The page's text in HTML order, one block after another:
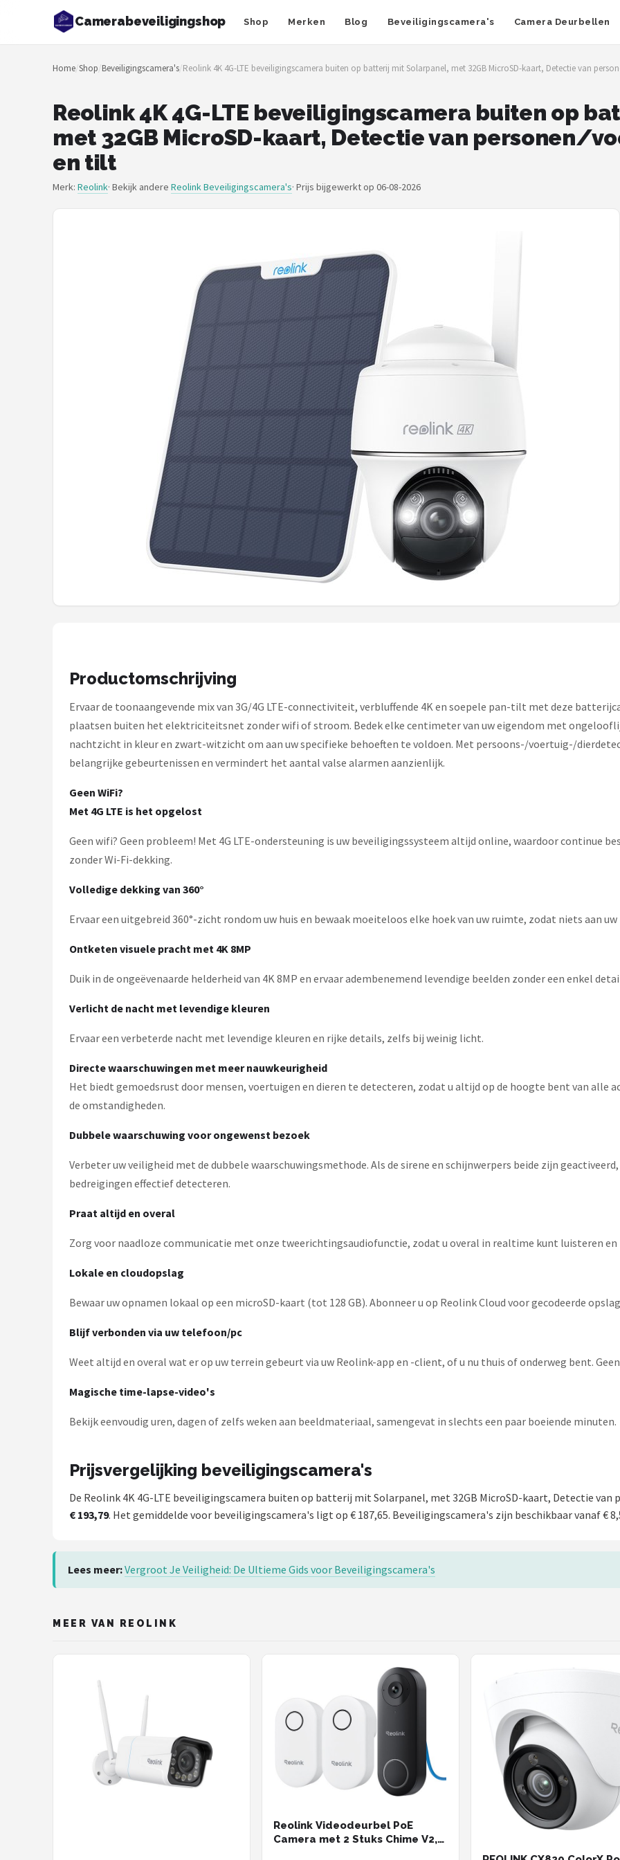
Camerabeveiligingshop Shop Merken Blog Beveiligingscamera's Camera Deurbellen
Zoeken
NAVIGATIE
Merken
Home/Shop/Beveiligingscamera's/Reolink 4K 4G-LTE beveiligingscamera buiten op batterij mit Solarpanel, met 32GB MicroSD-kaart, Detectie van
Reolink 4K 4G-LTE beveiligingscamera buiten op
met 32GB MicroSD-kaart, Detectie van personen/
en tilt
Merk: Reolink· Bekijk andere Reolink Beveiligingscamera's· Prijs bijgewerkt op 06-08-2026
Productomschrijving
Ervaar de toonaangevende mix van 3G/4G LTE-connectiviteit, verbluffende 4K en soepele pan-tilt met deze
plaatsen buiten het elektriciteitsnet zonder wifi of stroom. Bedek elke centimeter van uw eigendom met
nachtzicht in kleur en zwart-witzicht om aan uw specifieke behoeften te voldoen. Met persoons-/voertuig-/
belangrijke gebeurtenissen en vermindert het aantal valse alarmen aanzienlijk.
Geen WiFi?
Met 4G LTE is het opgelost
Geen wifi? Geen probleem! Met 4G LTE-ondersteuning is uw beveiligingssysteem altijd online, waardoor continue
zonder Wi-Fi-dekking.
Volledige dekking van 360°
Ervaar een uitgebreid 360°-zicht rondom uw huis en bewaak moeiteloos elke hoek van uw ruimte, zodat niets aan
Ontketen visuele pracht met 4K 8MP
Duik in de ongeëvenaarde helderheid van 4K 8MP en ervaar adembenemend levendige beelden zonder een enkel
Verlicht de nacht met levendige kleuren
Ervaar een verbeterde nacht met levendige kleuren en rijke details, zelfs bij weinig licht.
Directe waarschuwingen met meer nauwkeurigheid
Het biedt gemoedsrust door mensen, voertuigen en dieren te detecteren, zodat u altijd op de hoogte bent van
de omstandigheden.
Dubbele waarschuwing voor ongewenst bezoek
Verbeter uw veiligheid met de dubbele waarschuwingsmethode. Als de sirene en schijnwerpers beide zijn
bedreigingen effectief detecteren.
Praat altijd en overal
Zorg voor naadloze communicatie met onze tweerichtingsaudiofunctie, zodat u overal in realtime kunt luisteren en
Lokale en cloudopslag
Bewaar uw opnamen lokaal op een microSD-kaart (tot 128 GB). Abonneer u op Reolink Cloud voor gecodeerde
Blijf verbonden via uw telefoon/pc
Weet altijd en overal wat er op uw terrein gebeurt via uw Reolink-app en -client, of u nu thuis of onderweg bent.
Magische time-lapse-video's
Bekijk eenvoudig uren, dagen of zelfs weken aan beeldmateriaal, samengevat in slechts een paar boeiende minuten.
Prijsvergelijking beveiligingscamera's
De Reolink 4K 4G-LTE beveiligingscamera buiten op batterij mit Solarpanel, met 32GB MicroSD-kaart, Detectie
€ 193,79. Het gemiddelde voor beveiligingscamera's ligt op € 187,65. Beveiligingscamera's zijn beschikbaar vanaf €
Lees meer:Vergroot Je Veiligheid: De Ultieme Gids voor Beveiligingscamera's
MEER VAN REOLINK
Reolink Videodeurbel PoE
Camera met 2 Stuks Chime V2,